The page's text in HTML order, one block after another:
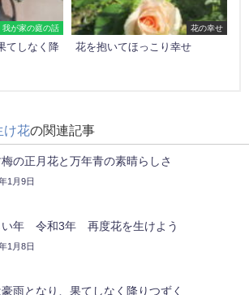
我が家の庭の話
てしなく降
花の幸せ
花を抱いてほっこり幸せ
け花の関連記事
の正月花と万年青の素晴らしさ
1月9日
い年 令和3年 再度花を生けよう
1月8日
雨となり、果てしなく降りつずく